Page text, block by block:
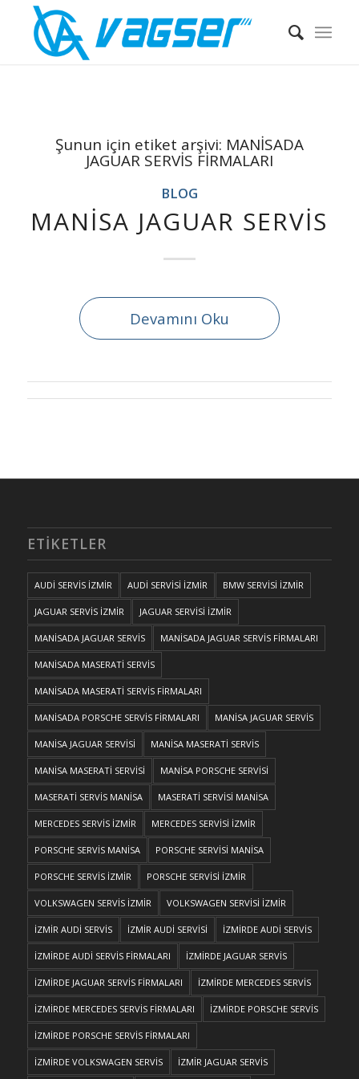
Şunun için etiket arşivi: MANİSADA
JAGUAR SERVİS FİRMALARI
BLOG
MANİSA JAGUAR SERVİS
Devamını Oku
ETIKETLER
AUDİ SERVİS İZMİR AUDİ SERVİSİ İZMİR BMW SERVİSİ İZMİR
JAGUAR SERVİS İZMİR JAGUAR SERVİSİ İZMİR
MANİSADA JAGUAR SERVİS MANİSADA JAGUAR SERVİS FİRMALARI
MANİSADA MASERATİ SERVİS
MANİSADA MASERATİ SERVİS FİRMALARI
MANİSADA PORSCHE SERVİS FİRMALARI MANİSA JAGUAR SERVİS
MANİSA JAGUAR SERVİSİ MANİSA MASERATİ SERVİS
MANİSA MASERATİ SERVİSİ MANİSA PORSCHE SERVİSİ
MASERATİ SERVİS MANİSA MASERATİ SERVİSİ MANİSA
MERCEDES SERVİS İZMİR MERCEDES SERVİSİ İZMİR
PORSCHE SERVİS MANİSA PORSCHE SERVİSİ MANİSA
PORSCHE SERVİS İZMİR PORSCHE SERVİSİ İZMİR
VOLKSWAGEN SERVİS İZMİR VOLKSWAGEN SERVİSİ İZMİR
İZMİR AUDİ SERVİS İZMİR AUDİ SERVİSİ İZMİRDE AUDİ SERVİS
İZMİRDE AUDİ SERVİS FİRMALARI İZMİRDE JAGUAR SERVİS
İZMİRDE JAGUAR SERVİS FİRMALARI İZMİRDE MERCEDES SERVİS
İZMİRDE MERCEDES SERVİS FİRMALARI İZMİRDE PORSCHE SERVİS
İZMİRDE PORSCHE SERVİS FİRMALARI
İZMİRDE VOLKSWAGEN SERVİS İZMİR JAGUAR SERVİS